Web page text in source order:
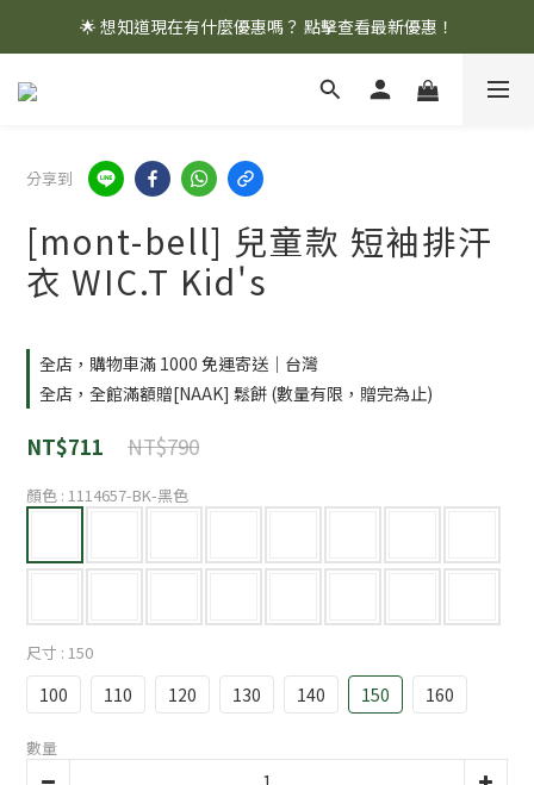
🌟 想知道現在有什麼優惠嗎？ 點擊查看最新優惠！
🌟 想知道現在有什麼優惠嗎？ 點擊查看最新優惠！
全館消費滿 $1,000 即享免運優惠
分享到
[mont-bell] 兒童款 短袖排汗
衣 WIC.T Kid's
全店，購物車滿 1000 免運寄送｜台灣
全店，全館滿額贈[NAAK] 鬆餅 (數量有限，贈完為止)
NT$790
NT$711
顏色 : 1114657-BK-黑色
尺寸 : 150
100 110 120 130 140 150 160
數量